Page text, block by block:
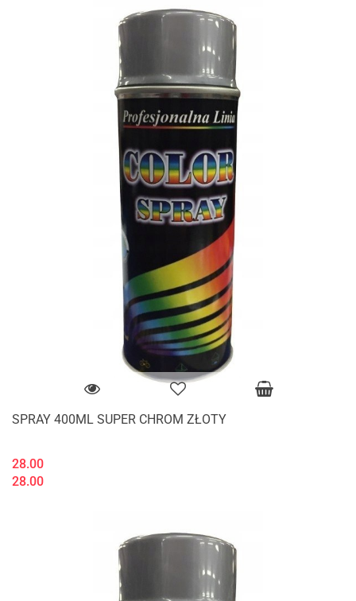
SPRAY 400ML SUPER CHROM ZŁOTY
28.00
28.00